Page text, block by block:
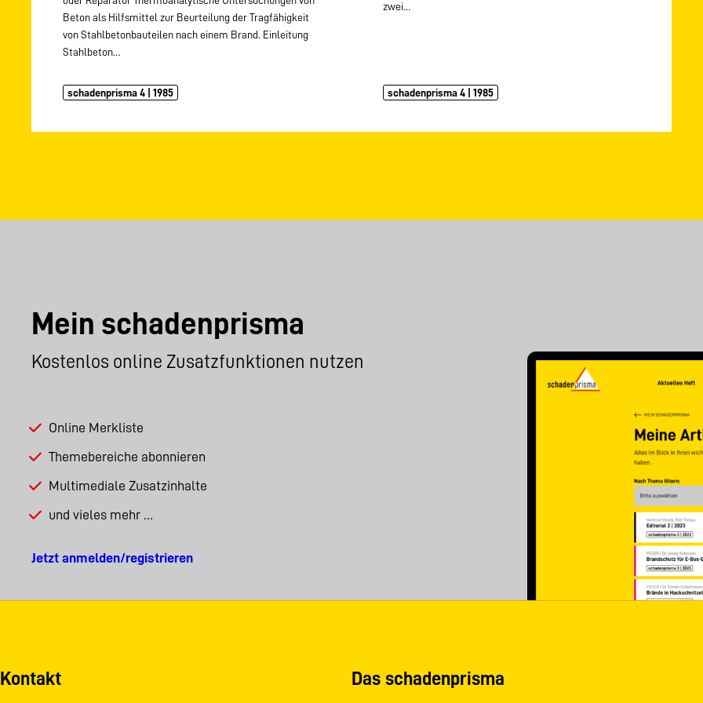
Beton als Hilfsmittel zur Beurteilung der Tragfähigkeit
von Stahlbetonbauteilen nach einem Brand. Einleitung
Stahlbeton…
schadenprisma 4 | 1985
zwei…
schadenprisma 4 | 1985
Mein schadenprisma
Kostenlos online Zusatzfunktionen nutzen
Online Merkliste
Themebereiche abonnieren
Multimediale Zusatzinhalte
und vieles mehr …
Jetzt anmelden/registrieren
Kontakt Das schadenprisma